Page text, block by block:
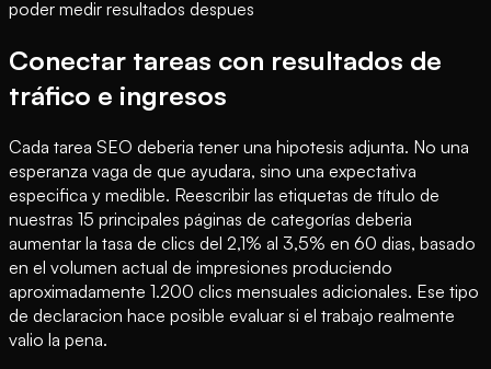
poder medir resultados despues
Conectar tareas con resultados de
tráfico e ingresos
Cada tarea SEO deberia tener una hipotesis adjunta. No una
esperanza vaga de que ayudara, sino una expectativa
especifica y medible. Reescribir las etiquetas de título de
nuestras 15 principales páginas de categorías deberia
aumentar la tasa de clics del 2,1% al 3,5% en 60 dias, basado
en el volumen actual de impresiones produciendo
aproximadamente 1.200 clics mensuales adicionales. Ese tipo
de declaracion hace posible evaluar si el trabajo realmente
valio la pena.